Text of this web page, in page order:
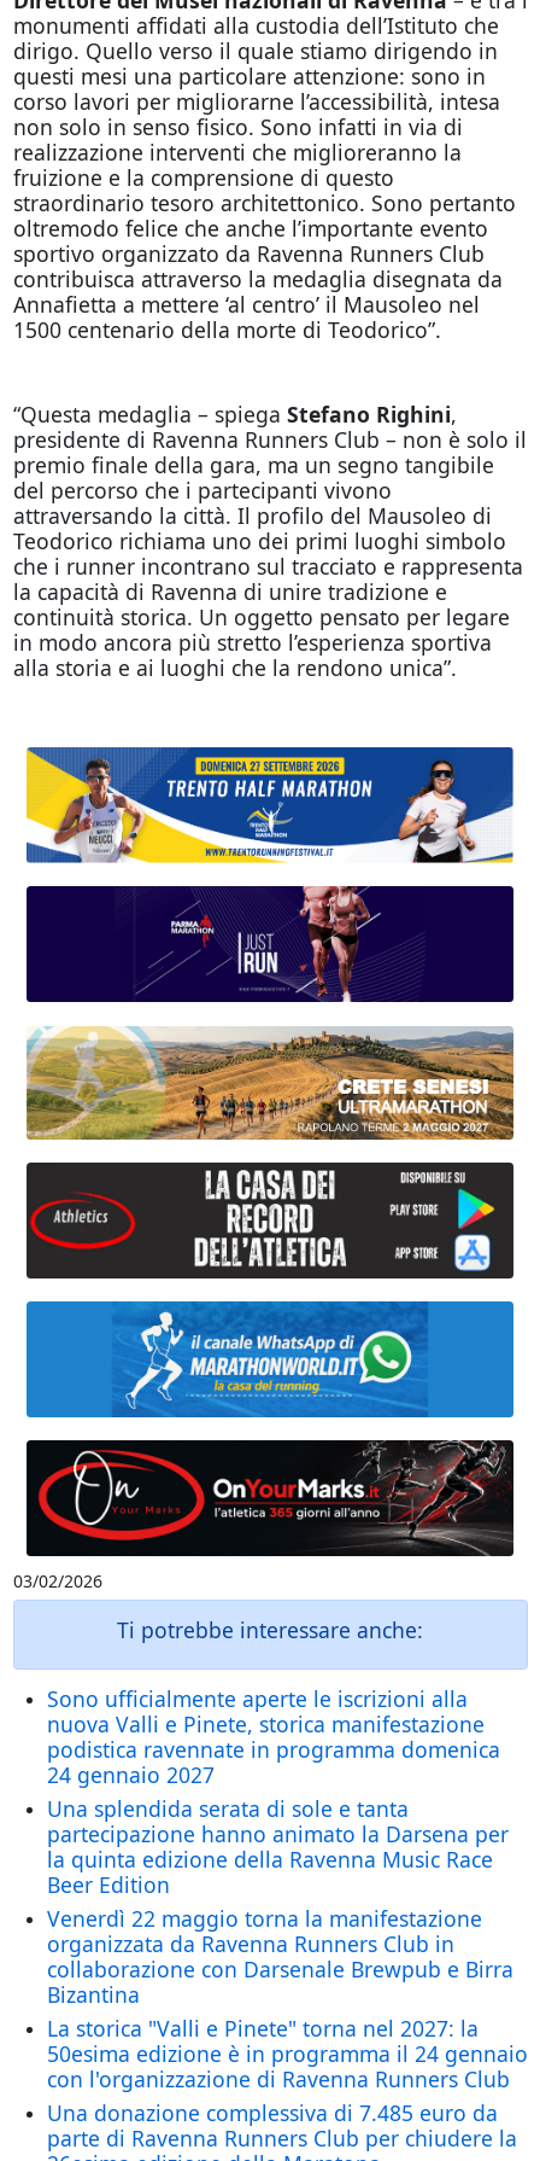
monumenti affidati alla custodia dell’Istituto che
dirigo. Quello verso il quale stiamo dirigendo in
questi mesi una particolare attenzione: sono in
corso lavori per migliorarne l’accessibilità, intesa
non solo in senso fisico. Sono infatti in via di
realizzazione interventi che miglioreranno la
fruizione e la comprensione di questo
straordinario tesoro architettonico. Sono pertanto
oltremodo felice che anche l’importante evento
sportivo organizzato da Ravenna Runners Club
contribuisca attraverso la medaglia disegnata da
Annafietta a mettere ‘al centro’ il Mausoleo nel
1500 centenario della morte di Teodorico”.
“Questa medaglia – spiega Stefano Righini,
presidente di Ravenna Runners Club – non è solo il
premio finale della gara, ma un segno tangibile
del percorso che i partecipanti vivono
attraversando la città. Il profilo del Mausoleo di
Teodorico richiama uno dei primi luoghi simbolo
che i runner incontrano sul tracciato e rappresenta
la capacità di Ravenna di unire tradizione e
continuità storica. Un oggetto pensato per legare
in modo ancora più stretto l’esperienza sportiva
alla storia e ai luoghi che la rendono unica”.
03/02/2026
Ti potrebbe interessare anche:
Sono ufficialmente aperte le iscrizioni alla
nuova Valli e Pinete, storica manifestazione
podistica ravennate in programma domenica
24 gennaio 2027
Una splendida serata di sole e tanta
partecipazione hanno animato la Darsena per
la quinta edizione della Ravenna Music Race
Beer Edition
Venerdì 22 maggio torna la manifestazione
organizzata da Ravenna Runners Club in
collaborazione con Darsenale Brewpub e Birra
Bizantina
La storica "Valli e Pinete" torna nel 2027: la
50esima edizione è in programma il 24 gennaio
con l'organizzazione di Ravenna Runners Club
Una donazione complessiva di 7.485 euro da
parte di Ravenna Runners Club per chiudere la